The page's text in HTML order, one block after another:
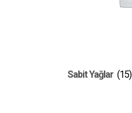
Sabit Yağlar (15)